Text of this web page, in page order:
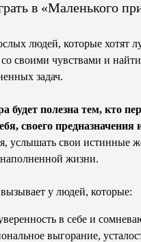
в «Маленького
людей, которые хотят
со своими чувствами и
задач.
будет полезна тем, кто
своего
услышать свои истинные
жизни.
у людей, которые:
в себе и
выгорание,